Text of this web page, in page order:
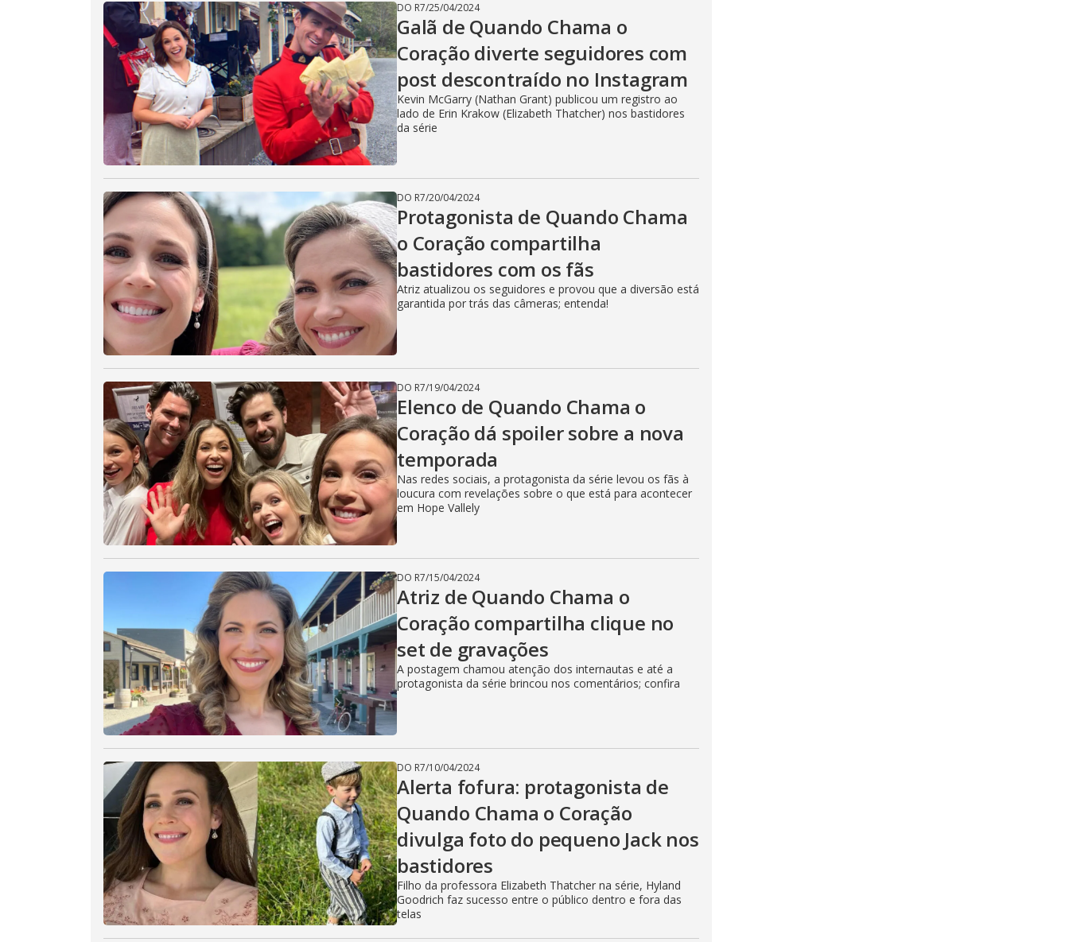
DO R7/25/04/2024
Galã de Quando Chama o
Coração diverte seguidores com
post descontraído no Instagram
Kevin McGarry (Nathan Grant) publicou um registro ao
lado de Erin Krakow (Elizabeth Thatcher) nos bastidores
da série
DO R7/20/04/2024
Protagonista de Quando Chama
o Coração compartilha
bastidores com os fãs
Atriz atualizou os seguidores e provou que a diversão está
garantida por trás das câmeras; entenda!
DO R7/19/04/2024
Elenco de Quando Chama o
Coração dá spoiler sobre a nova
temporada
Nas redes sociais, a protagonista da série levou os fãs à
loucura com revelações sobre o que está para acontecer
em Hope Vallely
DO R7/15/04/2024
Atriz de Quando Chama o
Coração compartilha clique no
set de gravações
A postagem chamou atenção dos internautas e até a
protagonista da série brincou nos comentários; confira
DO R7/10/04/2024
Alerta fofura: protagonista de
Quando Chama o Coração
divulga foto do pequeno Jack nos
bastidores
Filho da professora Elizabeth Thatcher na série, Hyland
Goodrich faz sucesso entre o público dentro e fora das
telas